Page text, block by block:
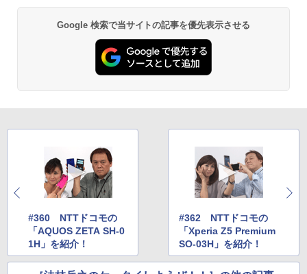
Google 検索で当サイトの記事を優先表示させる
#360 NTTドコモの
「AQUOS ZETA SH-0
1H」を紹介！
#362 NTTドコモの
「Xperia Z5 Premium
SO-03H」を紹介！